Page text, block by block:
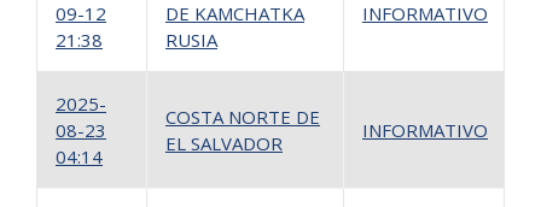
09-12
21:38
DE KAMCHATKA
RUSIA
INFORMATIVO
2025-
08-23
04:14
COSTA NORTE DE
EL SALVADOR
INFORMATIVO